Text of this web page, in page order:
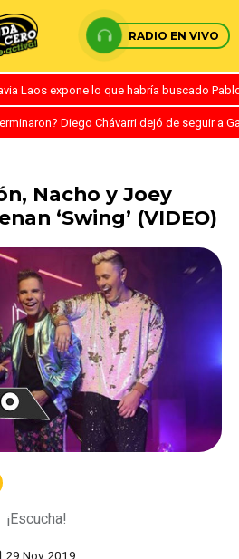
RADIO EN VIVO
Laos expone lo que habría buscado
Diego Chávarri dejó de seguir a
Nacho y Joey
‘Swing’ (VIDEO)
¡Escucha!
29 Nov 2019